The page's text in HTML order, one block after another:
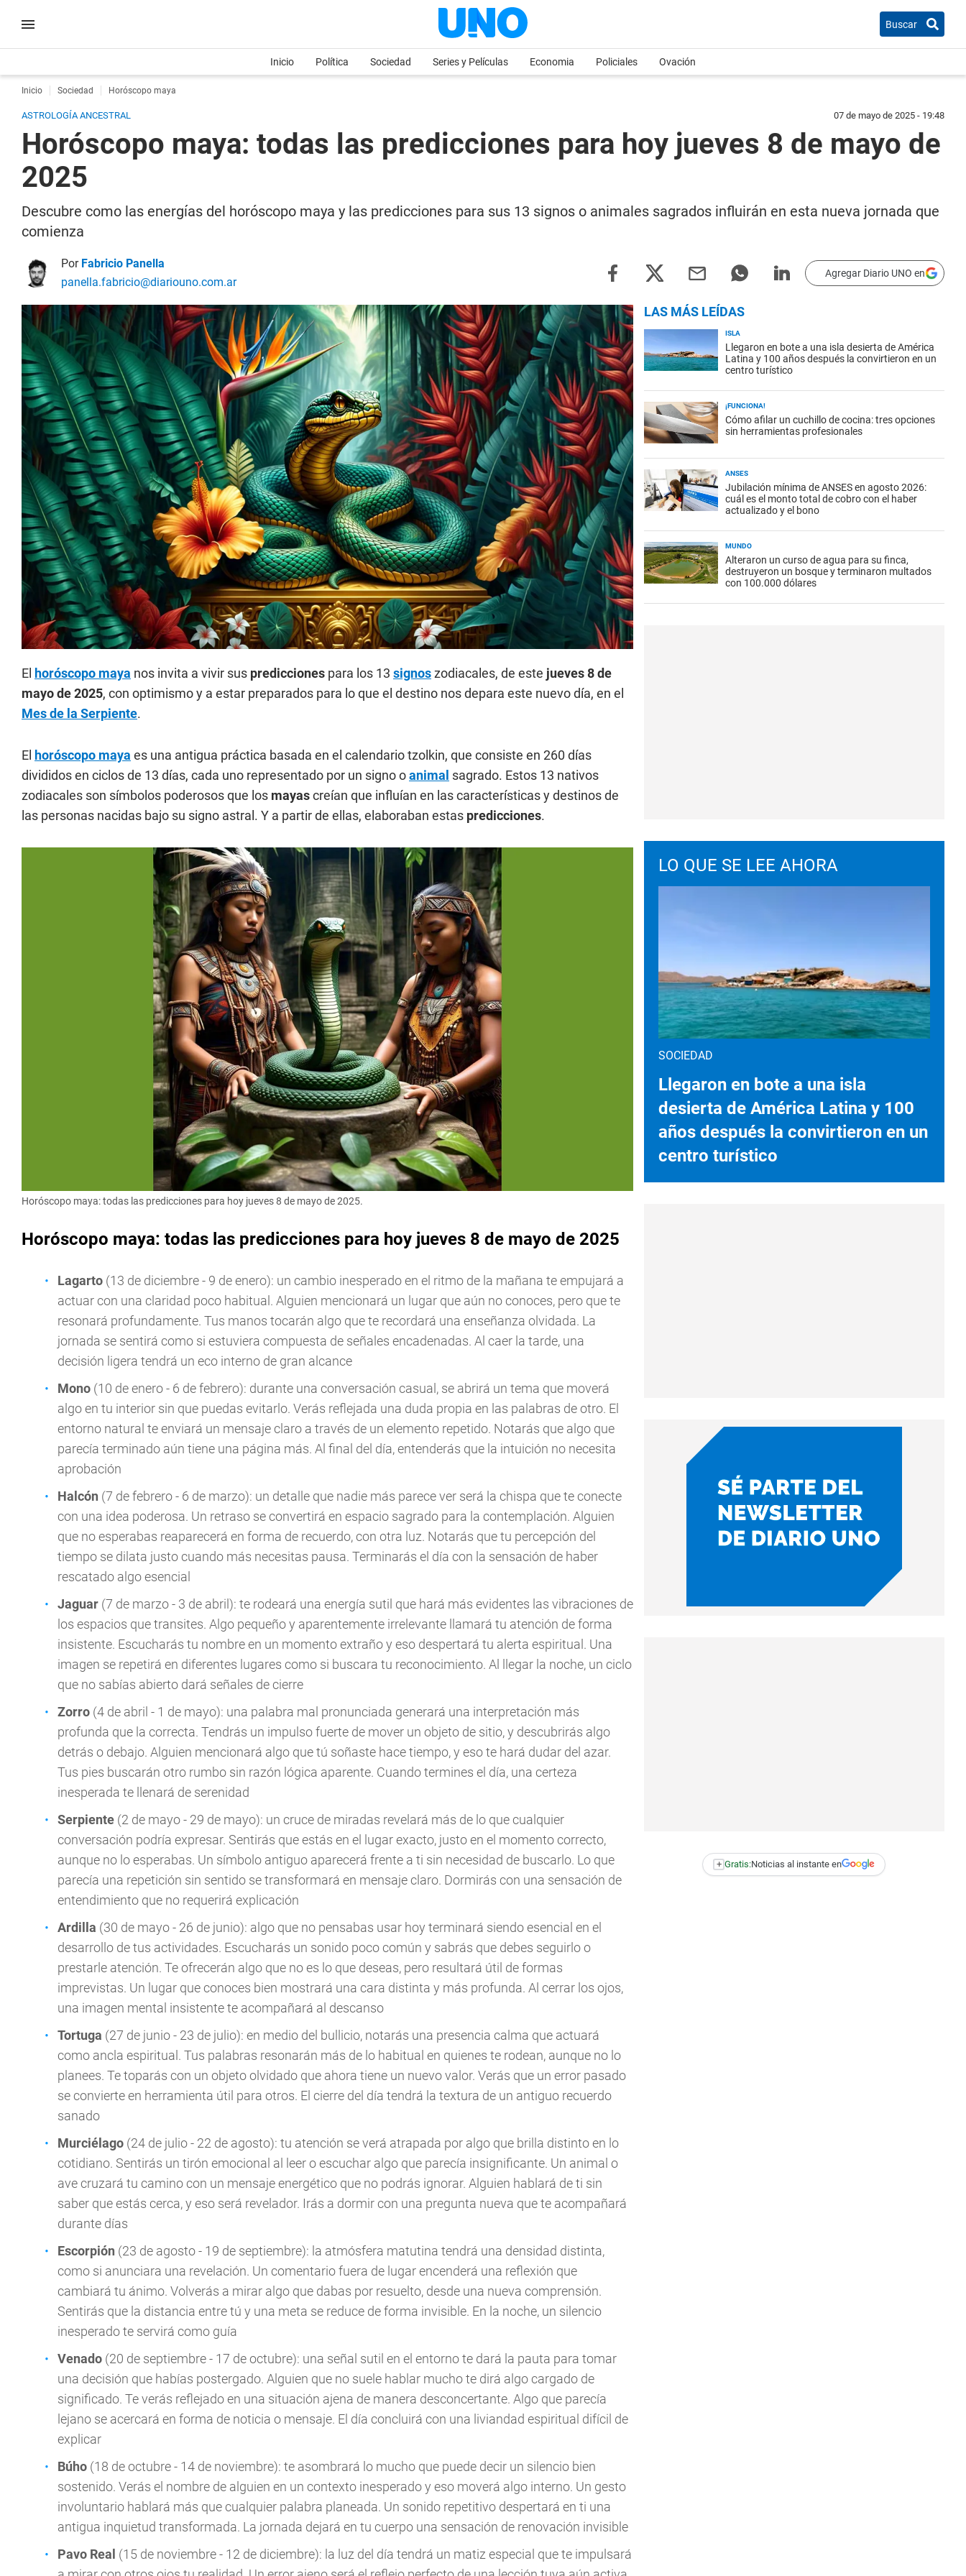
Buscar
Inicio Política Sociedad Series y Películas Economia Policiales Ovación
Inicio Sociedad Horóscopo maya
ASTROLOGÍA ANCESTRAL 07 de mayo de 2025 - 19:48
Horóscopo maya: todas las predicciones para hoy jueves 8 de mayo de
2025
Descubre como las energías del horóscopo maya y las predicciones para sus 13 signos o animales sagrados influirán en esta nueva jornada que
comienza
Por Fabricio Panella
panella.fabricio@diariouno.com.ar
Agregar Diario UNO en
El horóscopo maya nos invita a vivir sus predicciones para los 13 signoszodiacales, de este jueves 8 de
mayo de 2025, con optimismo y a estar preparados para lo que el destino nos depara este nuevo día, en el
Mes de la Serpiente.
El horóscopo maya es una antigua práctica basada en el calendario tzolkin, que consiste en 260 días
divididos en ciclos de 13 días, cada uno representado por un signo oanimal sagrado. Estos 13 nativos
zodiacales son símbolos poderosos que los mayascreían que influían en las características y destinos de
las personas nacidas bajo su signo astral. Y a partir de ellas, elaboraban estas predicciones.
Horóscopo maya: todas las predicciones para hoy jueves 8 de mayo de 2025.
Horóscopo maya: todas las predicciones para hoy jueves 8 de mayo de 2025
Lagarto (13 de diciembre - 9 de enero): un cambio inesperado en el ritmo de la mañana te empujará a
actuar con una claridad poco habitual. Alguien mencionará un lugar que aún no conoces, pero que te
resonará profundamente. Tus manos tocarán algo que te recordará una enseñanza olvidada. La
jornada se sentirá como si estuviera compuesta de señales encadenadas. Al caer la tarde, una
decisión ligera tendrá un eco interno de gran alcance
Mono (10 de enero - 6 de febrero): durante una conversación casual, se abrirá un tema que moverá
algo en tu interior sin que puedas evitarlo. Verás reflejada una duda propia en las palabras de otro. El
entorno natural te enviará un mensaje claro a través de un elemento repetido. Notarás que algo que
parecía terminado aún tiene una página más. Al final del día, entenderás que la intuición no necesita
aprobación
Halcón (7 de febrero - 6 de marzo): un detalle que nadie más parece ver será la chispa que te conecte
con una idea poderosa. Un retraso se convertirá en espacio sagrado para la contemplación. Alguien
que no esperabas reaparecerá en forma de recuerdo, con otra luz. Notarás que tu percepción del
tiempo se dilata justo cuando más necesitas pausa. Terminarás el día con la sensación de haber
rescatado algo esencial
Jaguar (7 de marzo - 3 de abril): te rodeará una energía sutil que hará más evidentes las vibraciones de
los espacios que transites. Algo pequeño y aparentemente irrelevante llamará tu atención de forma
insistente. Escucharás tu nombre en un momento extraño y eso despertará tu alerta espiritual. Una
imagen se repetirá en diferentes lugares como si buscara tu reconocimiento. Al llegar la noche, un ciclo
que no sabías abierto dará señales de cierre
Zorro (4 de abril - 1 de mayo): una palabra mal pronunciada generará una interpretación más
profunda que la correcta. Tendrás un impulso fuerte de mover un objeto de sitio, y descubrirás algo
detrás o debajo. Alguien mencionará algo que tú soñaste hace tiempo, y eso te hará dudar del azar.
Tus pies buscarán otro rumbo sin razón lógica aparente. Cuando termines el día, una certeza
inesperada te llenará de serenidad
Serpiente (2 de mayo - 29 de mayo): un cruce de miradas revelará más de lo que cualquier
conversación podría expresar. Sentirás que estás en el lugar exacto, justo en el momento correcto,
aunque no lo esperabas. Un símbolo antiguo aparecerá frente a ti sin necesidad de buscarlo. Lo que
parecía una repetición sin sentido se transformará en mensaje claro. Dormirás con una sensación de
entendimiento que no requerirá explicación
Ardilla (30 de mayo - 26 de junio): algo que no pensabas usar hoy terminará siendo esencial en el
desarrollo de tus actividades. Escucharás un sonido poco común y sabrás que debes seguirlo o
prestarle atención. Te ofrecerán algo que no es lo que deseas, pero resultará útil de formas
imprevistas. Un lugar que conoces bien mostrará una cara distinta y más profunda. Al cerrar los ojos,
una imagen mental insistente te acompañará al descanso
Tortuga (27 de junio - 23 de julio): en medio del bullicio, notarás una presencia calma que actuará
como ancla espiritual. Tus palabras resonarán más de lo habitual en quienes te rodean, aunque no lo
planees. Te toparás con un objeto olvidado que ahora tiene un nuevo valor. Verás que un error pasado
se convierte en herramienta útil para otros. El cierre del día tendrá la textura de un antiguo recuerdo
sanado
Murciélago (24 de julio - 22 de agosto): tu atención se verá atrapada por algo que brilla distinto en lo
cotidiano. Sentirás un tirón emocional al leer o escuchar algo que parecía insignificante. Un animal o
ave cruzará tu camino con un mensaje energético que no podrás ignorar. Alguien hablará de ti sin
saber que estás cerca, y eso será revelador. Irás a dormir con una pregunta nueva que te acompañará
durante días
Escorpión (23 de agosto - 19 de septiembre): la atmósfera matutina tendrá una densidad distinta,
como si anunciara una revelación. Un comentario fuera de lugar encenderá una reflexión que
cambiará tu ánimo. Volverás a mirar algo que dabas por resuelto, desde una nueva comprensión.
Sentirás que la distancia entre tú y una meta se reduce de forma invisible. En la noche, un silencio
inesperado te servirá como guía
Venado (20 de septiembre - 17 de octubre): una señal sutil en el entorno te dará la pauta para tomar
una decisión que habías postergado. Alguien que no suele hablar mucho te dirá algo cargado de
significado. Te verás reflejado en una situación ajena de manera desconcertante. Algo que parecía
lejano se acercará en forma de noticia o mensaje. El día concluirá con una liviandad espiritual difícil de
explicar
Búho (18 de octubre - 14 de noviembre): te asombrará lo mucho que puede decir un silencio bien
sostenido. Verás el nombre de alguien en un contexto inesperado y eso moverá algo interno. Un gesto
involuntario hablará más que cualquier palabra planeada. Un sonido repetitivo despertará en ti una
antigua inquietud transformada. La jornada dejará en tu cuerpo una sensación de renovación invisible
Pavo Real (15 de noviembre - 12 de diciembre): la luz del día tendrá un matiz especial que te impulsará
LAS MÁS LEÍDAS
ISLA
Llegaron en bote a una isla desierta de América
Latina y 100 años después la convirtieron en un
centro turístico
¡FUNCIONA!
Cómo afilar un cuchillo de cocina: tres opciones
sin herramientas profesionales
ANSES
Jubilación mínima de ANSES en agosto 2026:
cuál es el monto total de cobro con el haber
actualizado y el bono
MUNDO
Alteraron un curso de agua para su finca,
destruyeron un bosque y terminaron multados
con 100.000 dólares
LO QUE SE LEE AHORA
SOCIEDAD
Llegaron en bote a una isla
desierta de América Latina y 100
años después la convirtieron en un
centro turístico
+ Gratis:Noticias al instante en